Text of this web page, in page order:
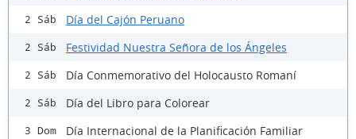
2 Sáb Día del Cajón Peruano
2 Sáb Festividad Nuestra Señora de los Ángeles
2 Sáb Día Conmemorativo del Holocausto Romaní
2 Sáb Día del Libro para Colorear
3 Dom Día Internacional de la Planificación Familiar